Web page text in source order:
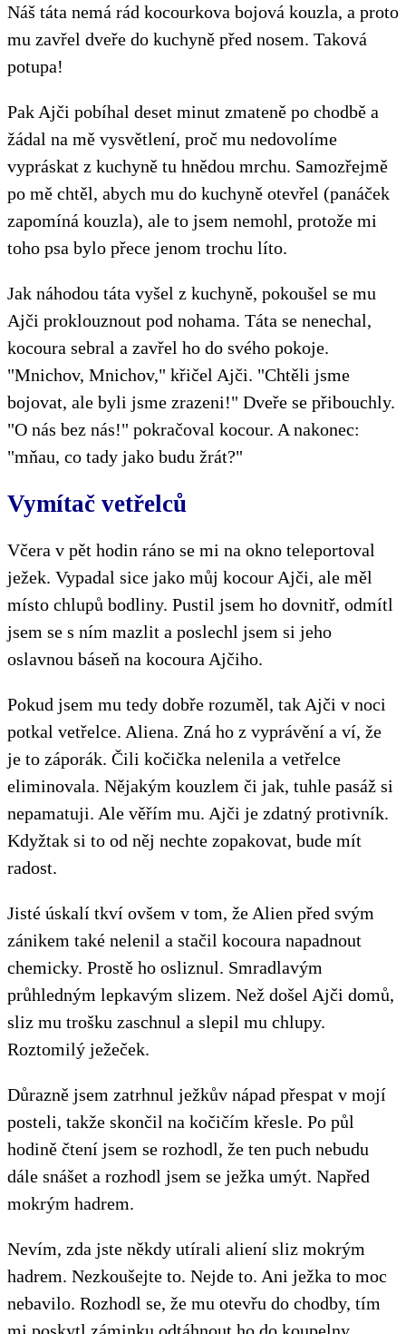
Náš táta nemá rád kocourkova bojová kouzla, a proto
mu zavřel dveře do kuchyně před nosem. Taková
potupa!
Pak Ajči pobíhal deset minut zmateně po chodbě a
žádal na mě vysvětlení, proč mu nedovolíme
vypráskat z kuchyně tu hnědou mrchu. Samozřejmě
po mě chtěl, abych mu do kuchyně otevřel (panáček
zapomíná kouzla), ale to jsem nemohl, protože mi
toho psa bylo přece jenom trochu líto.
Jak náhodou táta vyšel z kuchyně, pokoušel se mu
Ajči proklouznout pod nohama. Táta se nenechal,
kocoura sebral a zavřel ho do svého pokoje.
"Mnichov, Mnichov," křičel Ajči. "Chtěli jsme
bojovat, ale byli jsme zrazeni!" Dveře se přibouchly.
"O nás bez nás!" pokračoval kocour. A nakonec:
"mňau, co tady jako budu žrát?"
Vymítač vetřelců
Včera v pět hodin ráno se mi na okno teleportoval
ježek. Vypadal sice jako můj kocour Ajči, ale měl
místo chlupů bodliny. Pustil jsem ho dovnitř, odmítl
jsem se s ním mazlit a poslechl jsem si jeho
oslavnou báseň na kocoura Ajčiho.
Pokud jsem mu tedy dobře rozuměl, tak Ajči v noci
potkal vetřelce. Aliena. Zná ho z vyprávění a ví, že
je to záporák. Čili kočička nelenila a vetřelce
eliminovala. Nějakým kouzlem či jak, tuhle pasáž si
nepamatuji. Ale věřím mu. Ajči je zdatný protivník.
Kdyžtak si to od něj nechte zopakovat, bude mít
radost.
Jisté úskalí tkví ovšem v tom, že Alien před svým
zánikem také nelenil a stačil kocoura napadnout
chemicky. Prostě ho osliznul. Smradlavým
průhledným lepkavým slizem. Než došel Ajči domů,
sliz mu trošku zaschnul a slepil mu chlupy.
Roztomilý ježeček.
Důrazně jsem zatrhnul ježkův nápad přespat v mojí
posteli, takže skončil na kočičím křesle. Po půl
hodině čtení jsem se rozhodl, že ten puch nebudu
dále snášet a rozhodl jsem se ježka umýt. Napřed
mokrým hadrem.
Nevím, zda jste někdy utírali aliení sliz mokrým
hadrem. Nezkoušejte to. Nejde to. Ani ježka to moc
nebavilo. Rozhodl se, že mu otevřu do chodby, tím